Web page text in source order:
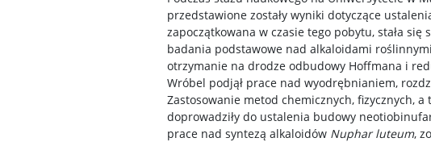
przedstawione zostały wyniki dotyczące
zapoczątkowana w czasie tego pobytu, stała
badania podstawowe nad alkaloidami
otrzymanie na drodze odbudowy Hoffmana i
Wróbel podjął prace nad wyodrębnianiem,
Zastosowanie metod chemicznych, fizycznych,
doprowadziły do ustalenia budowy
prace nad syntezą alkaloidów Nuphar luteum,